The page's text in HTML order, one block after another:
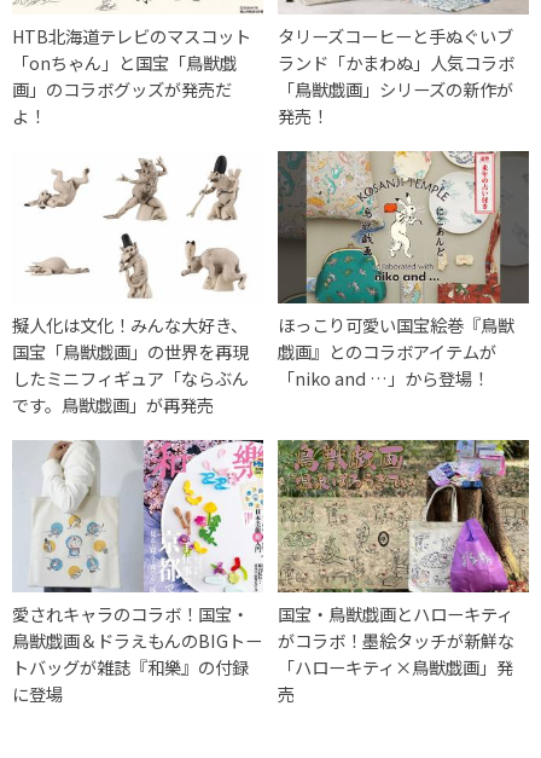
HTB北海道テレビのマスコット
「onちゃん」と国宝「鳥獣戯
画」のコラボグッズが発売だ
よ！
タリーズコーヒーと手ぬぐいブ
ランド「かまわぬ」人気コラボ
「鳥獣戯画」シリーズの新作が
発売！
擬人化は文化！みんな大好き、
国宝「鳥獣戯画」の世界を再現
したミニフィギュア「ならぶん
です。鳥獣戯画」が再発売
ほっこり可愛い国宝絵巻『鳥獣
戯画』とのコラボアイテムが
「niko and …」から登場！
愛されキャラのコラボ！国宝・
鳥獣戯画＆ドラえもんのBIGトー
トバッグが雑誌『和樂』の付録
に登場
国宝・鳥獣戯画とハローキティ
がコラボ！墨絵タッチが新鮮な
「ハローキティ×鳥獣戯画」発
売